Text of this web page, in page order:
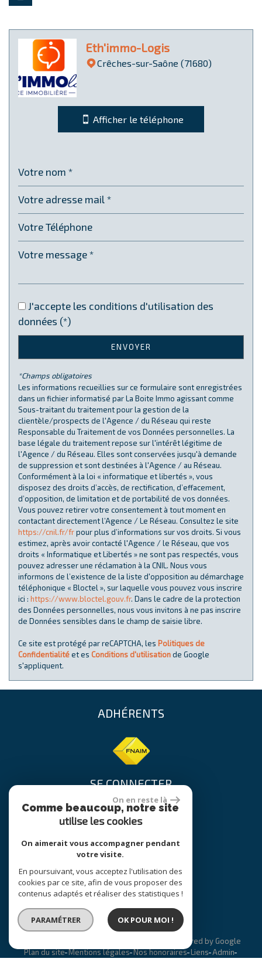
Bureau de poste
statistiques
Nombre d'habitants
Propriétaires (vs. locataires)
Taxe foncière
Habitants de moins de 25 ans
27,38 %
Habitants de 25 à 55 ans
Habitants de plus de 55 ans
Nombre d'enfants par famille
0,80
Familles sans enfant
Familles avec 1 ou 2 enfants
37,83 %
Maisons
Appartements
Familles avec 3 enfants
5,94 %
Eth'immo-Logis
Crêches-sur-Saône (71680)
Afficher le téléphone
J'accepte les conditions d'utilisation des
données (*)
ENVOYER
*Champs obligatoires
Les informations recueillies sur ce formulaire sont enregistrées
dans un fichier informatisé par La Boite Immo agissant comme
Sous-traitant du traitement pour la gestion de la
clientèle/prospects de l'Agence / du Réseau qui reste
Responsable du Traitement de vos Données personnelles. La
base légale du traitement repose sur l'intérêt légitime de
l'Agence / du Réseau. Elles sont conservées jusqu'à demande
de suppression et sont destinées à l'Agence / au Réseau.
Conformément à la loi « informatique et libertés », vous
disposez des droits d’accès, de rectification, d’effacement,
d’opposition, de limitation et de portabilité de vos données.
Vous pouvez retirer votre consentement à tout moment en
contactant directement l’Agence / Le Réseau. Consultez le site
https://cnil.fr/frpour plus d’informations sur vos droits. Si vous
estimez, après avoir contacté l'Agence / le Réseau, que vos
droits « Informatique et Libertés » ne sont pas respectés, vous
pouvez adresser une réclamation à la CNIL. Nous vous
informons de l’existence de la liste d'opposition au démarchage
téléphonique « Bloctel », sur laquelle vous pouvez vous inscrire
ici : https://www.bloctel.gouv.fr. Dans le cadre de la protection
des Données personnelles, nous vous invitons à ne pas inscrire
de Données sensibles dans le champ de saisie libre.
Ce site est protégé par reCAPTCHA, les Politiques de
Confidentialitéet es Conditions d'utilisationde Google
s'appliquent.
ADHÉRENTS
SE CONNECTER
Espace propriétaire
site réalisé par
© 2026 | Tous droits réservés | Traduction powered by Google
Plan du site Mentions légales Nos honoraires Liens Admin
On en reste là
Comme beaucoup, notre site
utilise les cookies
On aimerait vous accompagner pendant
votre visite.
En poursuivant, vous acceptez l'utilisation des
cookies par ce site, afin de vous proposer des
contenus adaptés et réaliser des statistiques !
PARAMÉTRER OK POUR MOI !